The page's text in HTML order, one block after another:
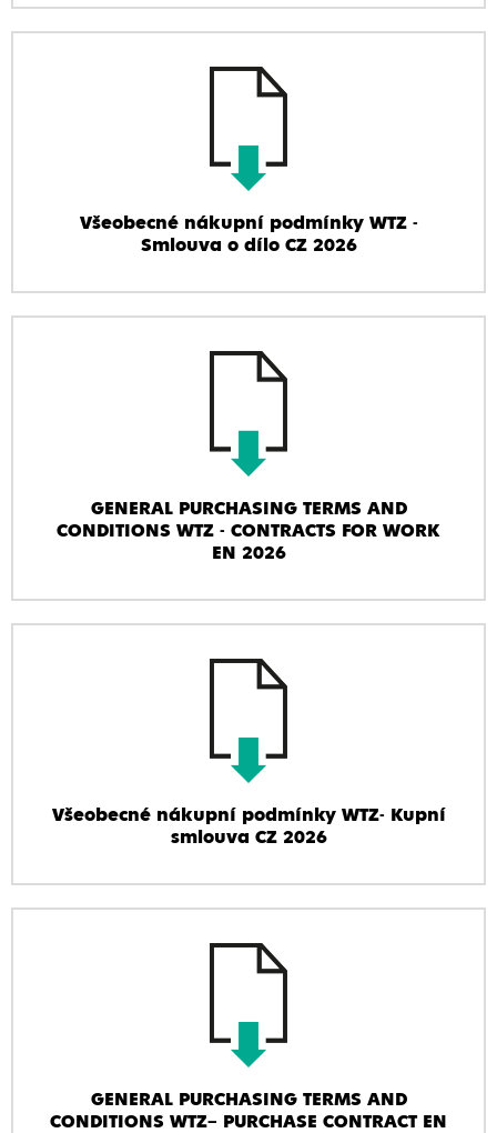
Všeobecné nákupní podmínky WTZ -
Smlouva o dílo CZ 2026
GENERAL PURCHASING TERMS AND
CONDITIONS WTZ - CONTRACTS FOR WORK
EN 2026
Všeobecné nákupní podmínky WTZ- Kupní
smlouva CZ 2026
GENERAL PURCHASING TERMS AND
CONDITIONS WTZ– PURCHASE CONTRACT EN